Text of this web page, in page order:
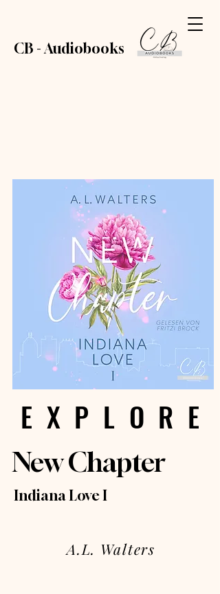
CB - Audiobooks
EXPLORE
EXPLORE
New Chapter
Indiana Love I
A.L. Walters